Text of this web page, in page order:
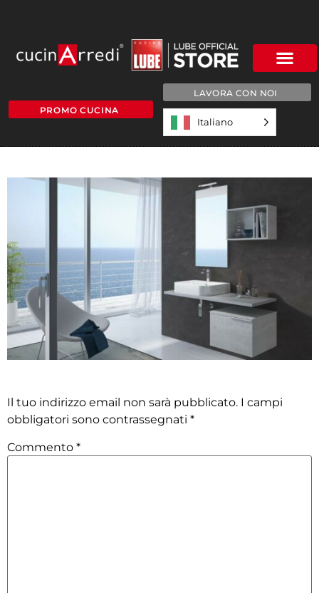
PROMO CUCINA
LAVORA CON NOI
Italiano
Il tuo indirizzo email non sarà pubblicato. I campi
obbligatori sono contrassegnati *
Commento *